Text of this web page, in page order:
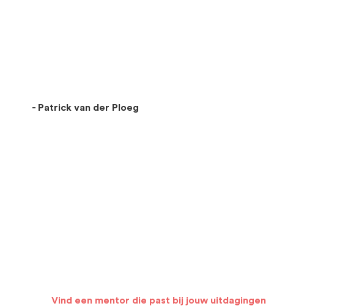
- Patrick van der Ploeg
Vind een mentor die past bij jouw uitdagingen